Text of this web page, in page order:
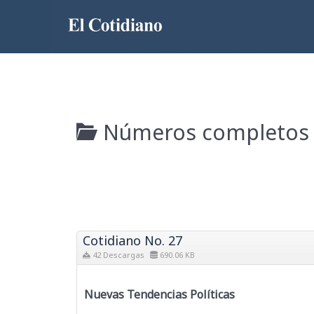
Números completos
Cotidiano No. 27
42 Descargas 690.06 KB
Nuevas Tendencias Políticas